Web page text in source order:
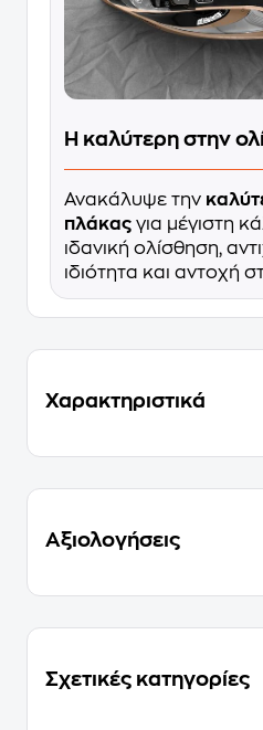
Η καλύτερη στην
Ανακάλυψε την
πλάκας για μέγιστη
ιδανική ολίσθηση,
ιδιότητα και αντοχή
Χαρακτηριστικά
Αξιολογήσεις
Σχετικές κατηγορίες